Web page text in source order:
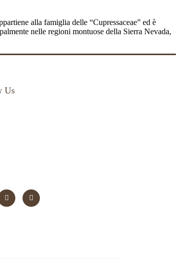
alla famiglia delle “Cupressaceae” ed è
nelle regioni montuose della Sierra Nevada,
Us